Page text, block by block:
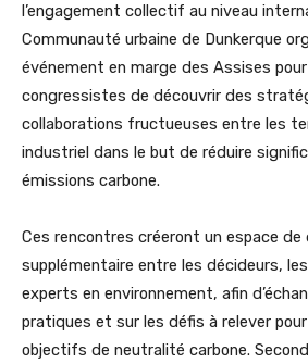
l’engagement collectif au niveau
Communauté urbaine de Dunkerque
événement en marge des Assises
congressistes de découvrir des
collaborations fructueuses entre les
industriel dans le but de réduire
émissions carbone.
Ces rencontres créeront un espace de
supplémentaire entre les décideurs,
experts en environnement, afin
pratiques et sur les défis à relever
objectifs de neutralité carbone.